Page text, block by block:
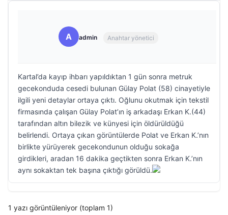
A admin Anahtar yönetici
Kartal’da kayıp ihbarı yapıldıktan 1 gün sonra metruk
gecekonduda cesedi bulunan Gülay Polat (58) cinayetiyle
ilgili yeni detaylar ortaya çıktı. Oğlunu okutmak için tekstil
firmasında çalışan Gülay Polat’ın iş arkadaşı Erkan K.(44)
tarafından altın bilezik ve künyesi için öldürüldüğü
belirlendi. Ortaya çıkan görüntülerde Polat ve Erkan K.’nın
birlikte yürüyerek gecekondunun olduğu sokağa
girdikleri, aradan 16 dakika geçtikten sonra Erkan K.’nın
aynı sokaktan tek başına çıktığı görüldü.
1 yazı görüntüleniyor (toplam 1)